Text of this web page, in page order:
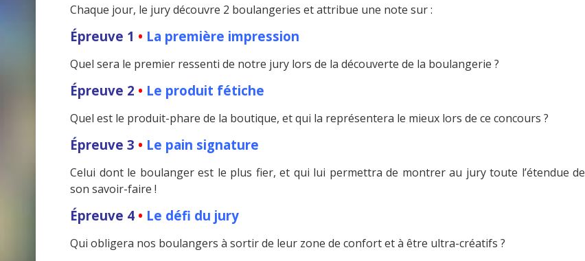
Chaque jour, le jury découvre 2 boulangeries et attribue une note sur :
Épreuve 1 • La première impression
Quel sera le premier ressenti de notre jury lors de la découverte de la boulangerie ?
Épreuve 2 • Le produit fétiche
Quel est le produit-phare de la boutique, et qui la représentera le mieux lors de ce concours ?
Épreuve 3 • Le pain signature
Celui dont le boulanger est le plus fier, et qui lui permettra de montrer au jury toute l’étendue de
son savoir-faire !
Épreuve 4 • Le défi du jury
Qui obligera nos boulangers à sortir de leur zone de confort et à être ultra-créatifs ?